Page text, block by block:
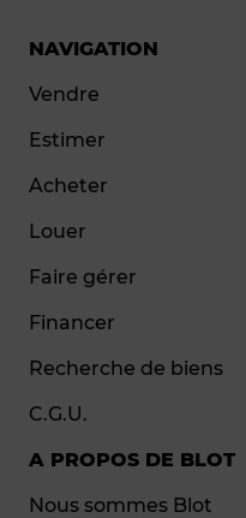
NAVIGATION
Vendre
Estimer
Acheter
Louer
Faire gérer
Financer
Recherche de biens
C.G.U.
A PROPOS DE BLOT
Nous sommes Blot